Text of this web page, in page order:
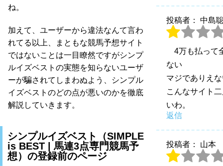
ね。
加えて、ユーザーから違法なんて言わ
れてる以上、まともな競馬予想サイト
ではないことは一目瞭然ですがシンプ
ルイズベストの実態を知らないユーザ
ーが騙されてしまわぬよう、シンプル
イズベストのどの点が悪いのかを徹底
解説していきます。
シンプルイズベスト（SIMPLE
is BEST | 馬連3点専門競馬予
想）の登録前のページ
投稿者： 中島
4万も払って
ない
マジでありえ
こんなサイト
いわ。
返信
投稿者： 山本